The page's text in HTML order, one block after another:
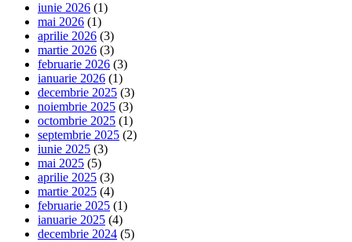
iunie 2026 (1)
mai 2026 (1)
aprilie 2026 (3)
martie 2026 (3)
februarie 2026 (3)
ianuarie 2026 (1)
decembrie 2025 (3)
noiembrie 2025 (3)
octombrie 2025 (1)
septembrie 2025 (2)
iunie 2025 (3)
mai 2025 (5)
aprilie 2025 (3)
martie 2025 (4)
februarie 2025 (1)
ianuarie 2025 (4)
decembrie 2024 (5)